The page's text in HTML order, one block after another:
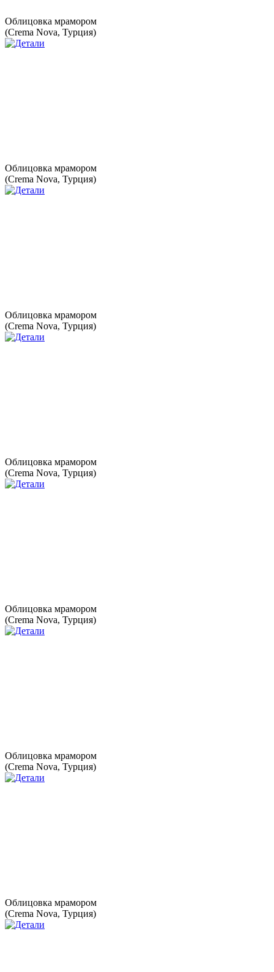
Облицовка мрамором
(Crema Nova, Турция)
Облицовка мрамором
(Crema Nova, Турция)
Облицовка мрамором
(Crema Nova, Турция)
Облицовка мрамором
(Crema Nova, Турция)
Облицовка мрамором
(Crema Nova, Турция)
Облицовка мрамором
(Crema Nova, Турция)
Облицовка мрамором
(Crema Nova, Турция)